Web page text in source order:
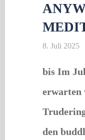
8. Juli 2025
bis Im
den